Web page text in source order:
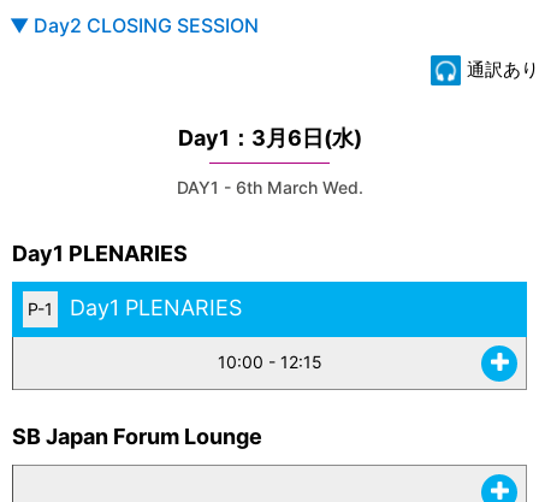
▼ Day2 CLOSING SESSION
通訳あり
Day1：3月6日(水)
DAY1 - 6th March Wed.
Day1 PLENARIES
P-1 Day1 PLENARIES
10:00 - 12:15
SB Japan Forum Lounge